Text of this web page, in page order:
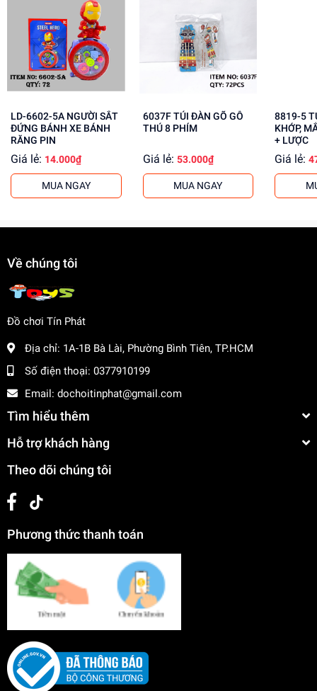
Rèn luyện kỹ năng phối hợp, làm việc nhóm
Tăng cường khả năng tập trung, kiên nhẫn
Mua ngay tạidochoitinphat.com
, chúng tôi cung cấp giá sỉ
cho khách buôn. Liên hệ ngay để biết thêm thông tin!
LD-6602-5A NGƯỜI SẮT
ĐỨNG BÁNH XE BÁNH
RĂNG PIN
Giá lẻ: 14.000₫
MUA NGAY
6037F TÚI ĐÀN GÕ GỖ
THÚ 8 PHÍM
Giá lẻ: 53.000₫
MUA NGAY
8819-5 TÚI BABY 1C
KHỚP,
+ LƯỢC
Giá lẻ:
Về chúng tôi
Đồ chơi Tín Phát
Địa chỉ: 1A-1B Bà Lài, Phường Bình Tiên, TP.HCM
Số điện thoại: 0377910199
Email: dochoitinphat@gmail.com
Tìm hiểu thêm
Hỗ trợ khách hàng
Theo dõi chúng tôi
Phương thức thanh toán